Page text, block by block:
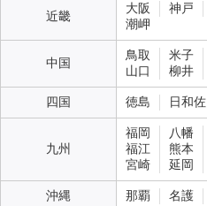
近畿
大阪 神戸
潮岬
中国
鳥取 米子
山口
柳井
四国 徳島 日和佐
九州
福岡 八幡
福江
熊本
宮崎
延岡
沖縄 那覇 名護